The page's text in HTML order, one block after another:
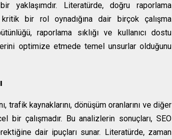
yaklaşımdır. Literatürde, doğru raporlama
kritik bir rol oynadığına dair birçok çalışma
raporlama sıklığı ve kullanıcı dostu
optimize etmede temel unsurlar olduğunu
trafik kaynaklarını, dönüşüm oranlarını ve diğer
çalışmadır. Bu analizlerin sonuçları, SEO
dair ipuçları sunar. Literatürde, zaman